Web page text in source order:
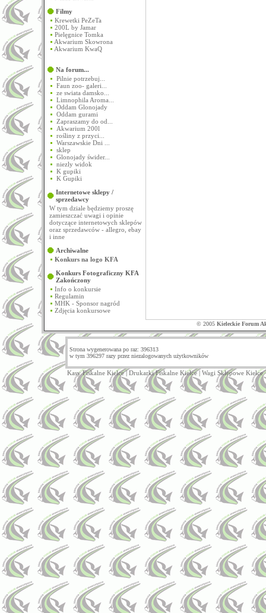
Filmy
Krewetki PeZeTa
200L by Jamar
Pielęgnice Tomka
Akwarium Skowrona
Akwarium KwaQ
Na forum...
Pilnie potrzebuj...
Faun zoo- galeri...
ze swiata damsko...
Limnophila Aroma...
Oddam Glonojady
Oddam gurami
Zapraszamy do od...
Akwarium 200l
rośliny z przyci...
Warszawskie Dni ...
sklep
Glonojady świder...
niezly widok
K gupiki
K Gupiki
Internetowe sklepy /
sprzedawcy
W tym dziale będziemy proszę
zamieszczać uwagi i opinie
dotyczące internetowych sklepów
oraz sprzedawców - allegro, ebay
i inne
Archiwalne
Konkurs na logo KFA
Konkurs Fotograficzny KFA
Zakończony
Info o konkursie
Regulamin
MHK - Sponsor nagród
Zdjęcia konkursowe
© 2005 Kieleckie Forum
Strona wygenerowana po raz: 396313
w tym 396297 razy przez niezalogowanych użytkowników
Kasy Fiskalne Kielce|Drukarki Fiskalne Kielce| Wagi Sklepowe Kielce